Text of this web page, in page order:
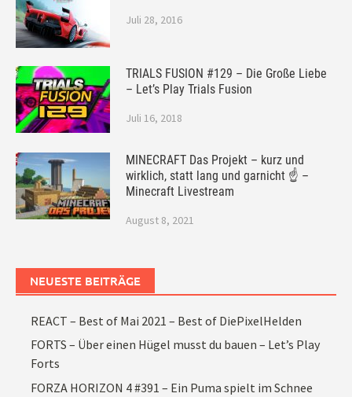
Juli 28, 2016
TRIALS FUSION #129 – Die Große Liebe
– Let’s Play Trials Fusion
Juli 16, 2018
MINECRAFT Das Projekt – kurz und
wirklich, statt lang und garnicht ☝ –
Minecraft Livestream
August 8, 2021
NEUESTE BEITRÄGE
REACT – Best of Mai 2021 – Best of DiePixelHelden
FORTS – Über einen Hügel musst du bauen – Let’s Play
Forts
FORZA HORIZON 4 #391 – Ein Puma spielt im Schnee